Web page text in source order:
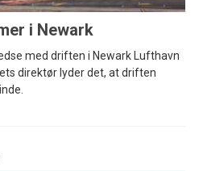
i Newark
med driften i Newark Lufthavn
direktør lyder det, at driften